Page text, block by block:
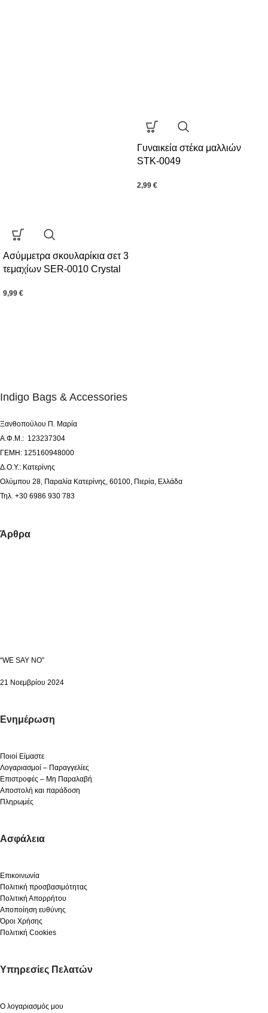
Ασύμμετρα σκουλαρίκια σετ 3
τεμαχίων SER-0010 Crystal
9,99 €
Γυναικεία στέκα μαλλιών
STK-0049
2,99 €
Indigo Bags & Accessories
Ξανθοπούλου Π. Μαρία
Α.Φ.Μ.: 123237304
ΓΕΜΗ: 125160948000
Δ.Ο.Υ.: Κατερίνης
Ολύμπου 28, Παραλία Κατερίνης, 60100, Πιερία, Ελλάδα
Τηλ. +30 6986 930 783
Άρθρα
“WE SAY NO”
21 Νοεμβρίου 2024
Ενημέρωση
Ποιοί Είμαστε
Λογαριασμοί – Παραγγελίες
Επιστροφές – Μη Παραλαβή
Αποστολή και παράδοση
Πληρωμές
Ασφάλεια
Επικοινωνία
Πολιτική προσβασιμότητας
Πολιτική Απορρήτου
Αποποίηση ευθύνης
Όροι Χρήσης
Πολιτική Cookies
Υπηρεσίες Πελατών
Ο λογαριασμός μου